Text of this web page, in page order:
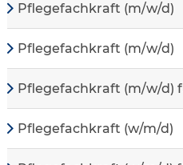
Pflegefachkraft (m/w/d)
Pflegefachkraft (m/w/d)
Pflegefachkraft (m/w/d)
Pflegefachkraft (w/m/d)